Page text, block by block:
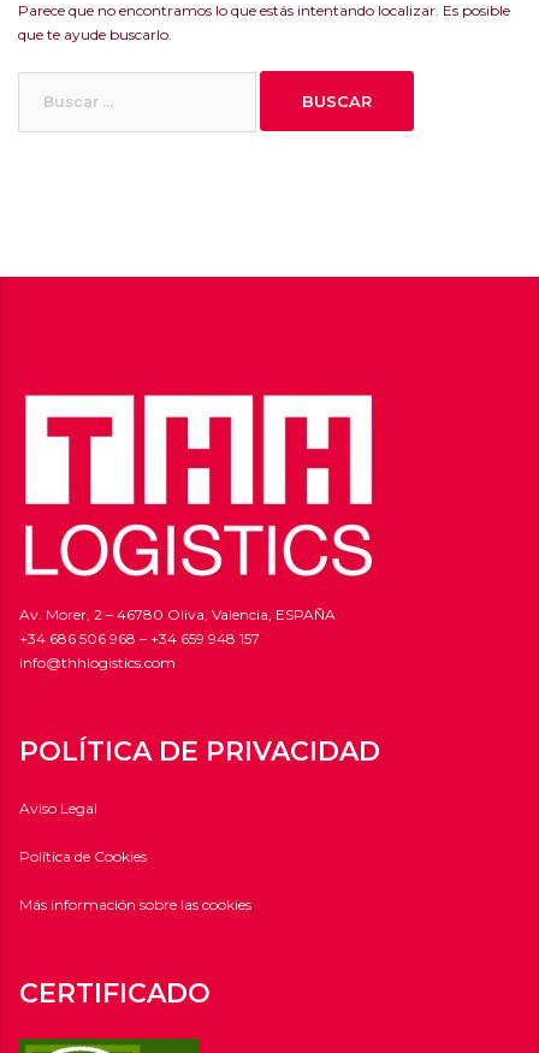
Parece que no encontramos lo que estás intentando localizar. Es posible
que te ayude buscarlo.
Av. Morer, 2 – 46780 Oliva, Valencia, ESPAÑA
+34 686 506 968 – +34 659 948 157
info@thhlogistics.com
POLÍTICA DE PRIVACIDAD
Aviso Legal
Política de Cookies
Más información sobre las cookies
CERTIFICADO